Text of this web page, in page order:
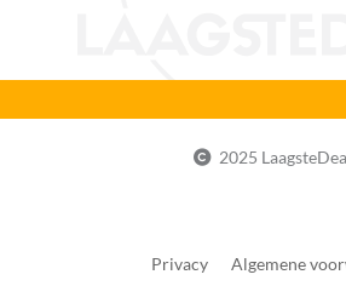
2025
Privacy Algemene